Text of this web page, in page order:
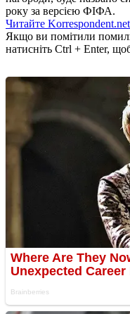
року за версією ФІФА.
Читайте
Якщо ви помітили
натисніть Ctrl + Enter,